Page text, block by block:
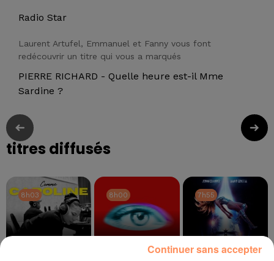
Radio Star
Laurent Artufel, Emmanuel et Fanny vous font
redécouvrir un titre qui vous a marqués
PIERRE RICHARD - Quelle heure est-il Mme
Sardine ?
titres diffusés
8h03
8h03 8h00
8h00 7h55
7h55
Continuer sans accepter